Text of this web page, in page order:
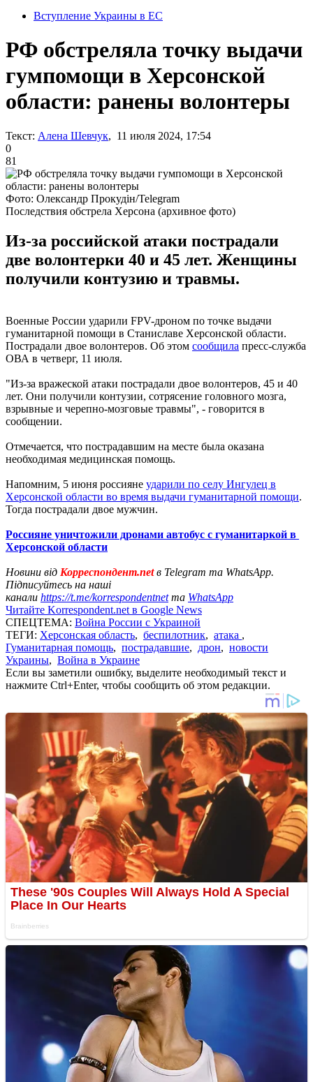
Вступление Украины в ЕС
РФ обстреляла точку выдачи
гумпомощи в Херсонской
области: ранены волонтеры
Текст: Алена Шевчук, 11 июля 2024, 17:54
0
81
Фото: Олександр Прокудін/Telegram
Последствия обстрела Херсона (архивное фото)
Из-за российской атаки пострадали
две волонтерки 40 и 45 лет. Женщины
получили контузию и травмы.
Военные России ударили FPV-дроном по точке выдачи
гуманитарной помощи в Станиславе Херсонской области.
Пострадали двое волонтеров. Об этом сообщила пресс-служба
ОВА в четверг, 11 июля.
"Из-за вражеской атаки пострадали двое волонтеров, 45 и 40
лет. Они получили контузии, сотрясение головного мозга,
взрывные и черепно-мозговые травмы", - говорится в
сообщении.
Отмечается, что пострадавшим на месте была оказана
необходимая медицинская помощь.
Напомним, 5 июня россияне ударили по селу Ингулец в
Херсонской области во время выдачи гуманитарной помощи.
Тогда пострадали двое мужчин.
Россияне уничтожили дронами автобус с гуманитаркой в ​​
Херсонской области
Новини від Корреспондент.netв Telegram та WhatsApp.
Підписуйтесь на наші
канали https://t.me/korrespondentnetта WhatsApp
Читайте Korrespondent.net в Google News
СПЕЦТЕМА: Война России с Украиной
ТЕГИ: Херсонская область, беспилотник, атака ,
Гуманитарная помощь, пострадавшие, дрон, новости
Украины, Война в Украине
Если вы заметили ошибку, выделите необходимый текст и
нажмите Ctrl+Enter, чтобы сообщить об этом редакции.